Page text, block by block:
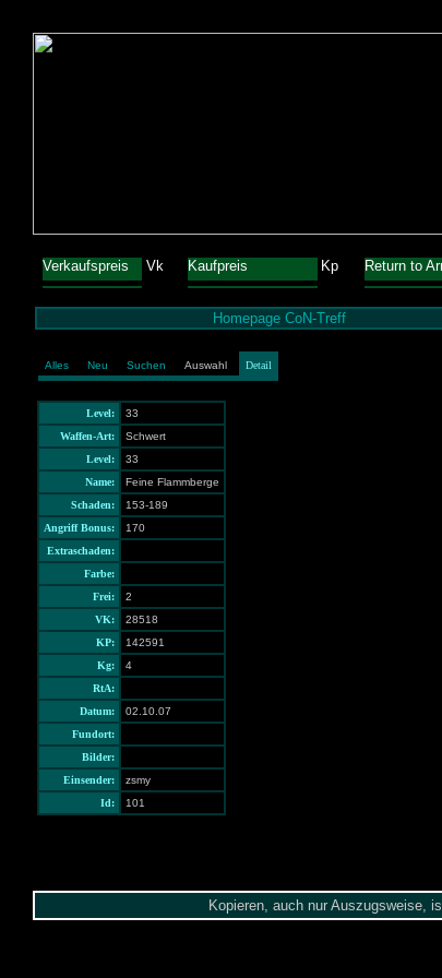
Verkaufspreis Vk Kaufpreis Kp Return to
Homepage CoN-Treff
Alles Neu Suchen Auswahl Detail
Level:
33
Waffen-Art:
Schwert
Level:
33
Name:
Feine Flammberge
Schaden:
153-189
Angriff Bonus:
170
Extraschaden:
Farbe:
Frei:
2
VK:
28518
KP:
142591
Kg:
4
RtA:
Datum:
02.10.07
Fundort:
Bilder:
Einsender:
zsmy
Id:
101
Kopieren, auch nur Auszugsweise,